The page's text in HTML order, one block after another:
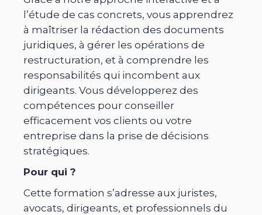
l’étude de cas concrets, vous apprendrez
à maîtriser la rédaction des documents
juridiques, à gérer les opérations de
restructuration, et à comprendre les
responsabilités qui incombent aux
dirigeants. Vous développerez des
compétences pour conseiller
efficacement vos clients ou votre
entreprise dans la prise de décisions
stratégiques.
Pour qui ?
Cette formation s’adresse aux juristes,
avocats, dirigeants, et professionnels du